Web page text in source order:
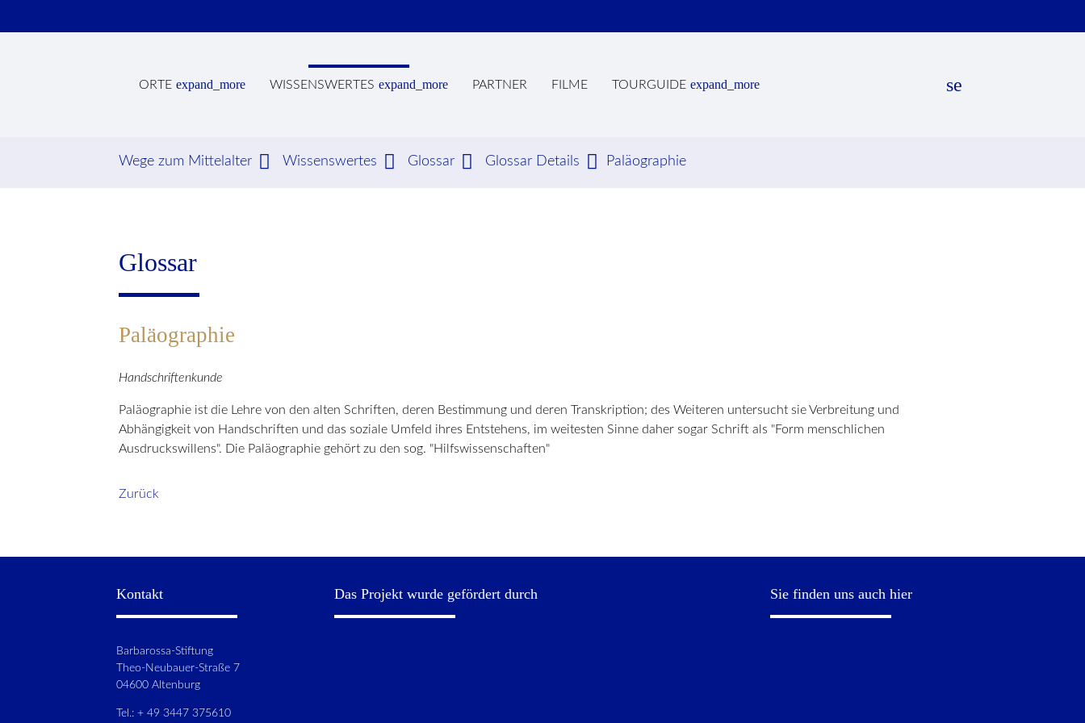
ORTE expand_more WISSENSWERTES expand_more PARTNER FILME TOURGUIDE expand_more search
Wege zum Mittelalter Wissenswertes Glossar Glossar Details Paläographie
Glossar
Paläographie
Handschriftenkunde
Paläographie ist die Lehre von den alten Schriften, deren Bestimmung und deren Transkription; des Weiteren untersucht sie Verbreitung und
Abhängigkeit von Handschriften und das soziale Umfeld ihres Entstehens, im weitesten Sinne daher sogar Schrift als "Form menschlichen
Ausdruckswillens". Die Paläographie gehört zu den sog. "Hilfswissenschaften"
Zurück
Kontakt
Barbarossa-Stiftung
Theo-Neubauer-Straße 7
04600 Altenburg
Tel.: + 49 3447 375610
Das Projekt wurde gefördert durch Sie finden uns auch hier